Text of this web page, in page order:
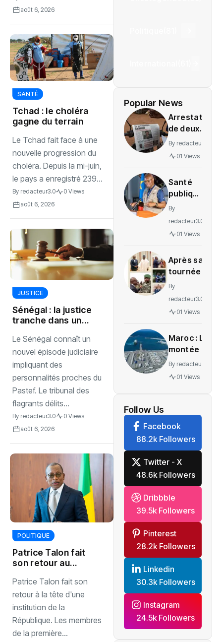
août 6, 2026
SANTÉ
Tchad : le choléra
gagne du terrain
Le Tchad fait face à une
nouvelle progression du
choléra. Depuis la mi-juin,
le pays a enregistré 239...
By redacteur3.0
0 Views
août 6, 2026
JUSTICE
Sénégal : la justice
tranche dans une
Pastef
Le Sénégal connaît un
nouvel épisode judiciaire
impliquant des
personnalités proches du
Pastef. Le tribunal des
flagrants délits...
By redacteur3.0
0 Views
août 6, 2026
POLITIQUE
Patrice Talon fait
son retour au
Patrice Talon fait son
retour à la tête d'une
institution de la
République. Les membres
de la première...
Popular News
Arrestation
de deux
journalistes
au Mali
indignation
By redacteur3.0
01 Views
Santé
publique
: La RDC
des
Ituri
By
redacteur3.0
01 Views
Après sa
tournée
régionale,
de
By
redacteur3.0
01 Views
Maroc : La
montée en
puissance
d’un
de
l’économie
mondiale
By redacteur3.0
01 Views
Follow Us
Facebook
88.2k Followers
Twitter - X
48.6k Followers
Dribbble
39.5k Followers
Pinterest
28.2k Followers
Linkedin
30.3k Followers
Instagram
24.5k Followers